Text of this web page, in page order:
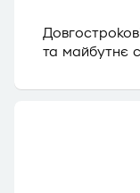
та майбутнє